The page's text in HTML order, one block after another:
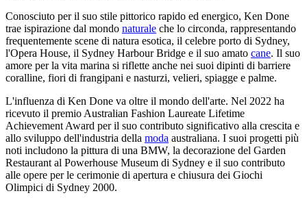
Conosciuto per il suo stile pittorico rapido ed energico, Ken Done
trae ispirazione dal mondo naturale che lo circonda, rappresentando
frequentemente scene di natura esotica, il celebre porto di Sydney,
l'Opera House, il Sydney Harbour Bridge e il suo amato cane. Il suo
amore per la vita marina si riflette anche nei suoi dipinti di barriere
coralline, fiori di frangipani e nasturzi, velieri, spiagge e palme.
L'influenza di Ken Done va oltre il mondo dell'arte. Nel 2022 ha
ricevuto il premio Australian Fashion Laureate Lifetime
Achievement Award per il suo contributo significativo alla crescita e
allo sviluppo dell'industria della moda australiana. I suoi progetti più
noti includono la pittura di una BMW, la decorazione del Garden
Restaurant al Powerhouse Museum di Sydney e il suo contributo
alle opere per le cerimonie di apertura e chiusura dei Giochi
Olimpici di Sydney 2000.